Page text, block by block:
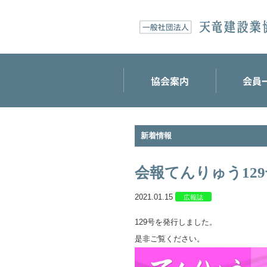
新着情報
会報てんりゅう
2021.01.15 広報誌
129号を発行しました。
是非ご覧ください。